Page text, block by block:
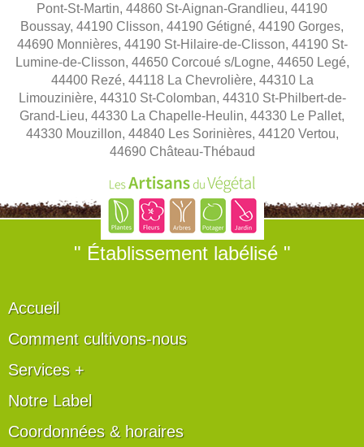
Pont-St-Martin, 44860 St-Aignan-Grandlieu, 44190
Boussay, 44190 Clisson, 44190 Gétigné, 44190 Gorges,
44690 Monnières, 44190 St-Hilaire-de-Clisson, 44190 St-
Lumine-de-Clisson, 44650 Corcoué s/Logne, 44650 Legé,
44400 Rezé, 44118 La Chevrolière, 44310 La
Limouzinière, 44310 St-Colomban, 44310 St-Philbert-de-
Grand-Lieu, 44330 La Chapelle-Heulin, 44330 Le Pallet,
44330 Mouzillon, 44840 Les Sorinières, 44120 Vertou,
44690 Château-Thébaud
" Établissement labélisé "
Accueil
Comment cultivons-nous
Services +
Notre Label
Coordonnées & horaires